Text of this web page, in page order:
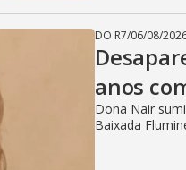
DO R7/06/08/
anos
Dona Nair
Baixada